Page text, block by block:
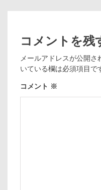
コメントを残
メールアドレスが公開さ
いている欄は必須項目で
コメント ※